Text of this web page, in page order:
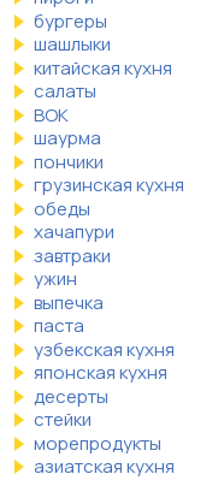
бургеры
шашлыки
китайская кухня
салаты
ВОК
шаурма
пончики
грузинская кухня
обеды
хачапури
завтраки
ужин
выпечка
паста
узбекская кухня
японская кухня
десерты
стейки
морепродукты
азиатская кухня